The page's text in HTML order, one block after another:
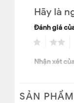
Hãy là
Đánh giá
Nhận xét
SẢN